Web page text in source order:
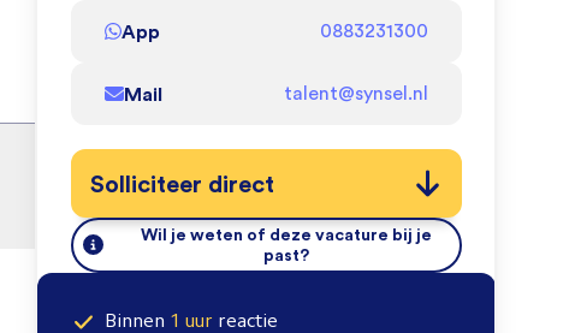
App 0883231300
Mail talent@synsel.nl
Solliciteer direct
Wil je weten of deze vacature bij je
past?
Binnen 1 uur reactie